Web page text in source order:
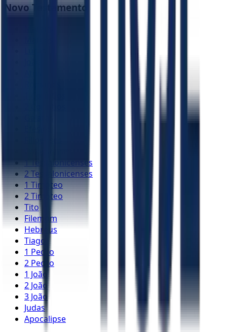
Novo Testamento
1 Tessalonicenses
2 Tessalonicenses
1 Timóteo
2 Timóteo
Tito
Filemom
Hebreus
Tiago
1 Pedro
2 Pedro
1 João
2 João
3 João
Judas
Apocalipse